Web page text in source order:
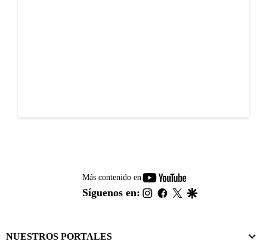
Más contenido en
youtube-
footer
Síguenos en: instagram
facebook
twitter
NUESTROS PORTALES